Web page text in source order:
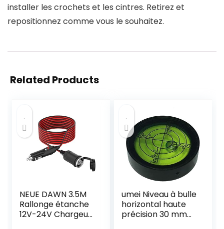
installer les crochets et les cintres. Retirez et
repositionnez comme vous le souhaitez.
Related Products
NEUE DAWN 3.5M
Rallonge étanche
12V-24V Chargeur
umei Niveau à bulle
horizontal haute
précision 30 mm